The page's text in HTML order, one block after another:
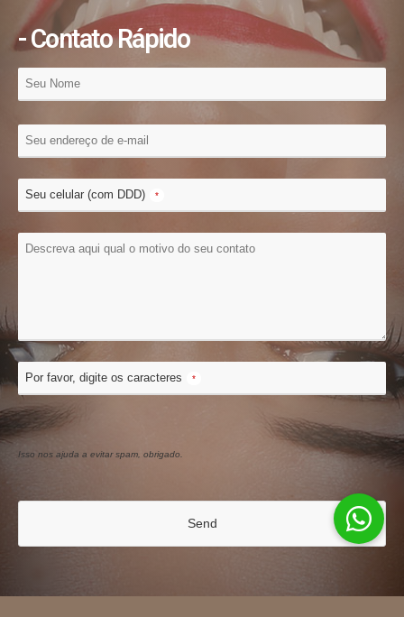
- Contato Rápido
Seu celular (com DDD) *
Por favor, digite os caracteres *
Isso nos ajuda a evitar spam, obrigado.
Send